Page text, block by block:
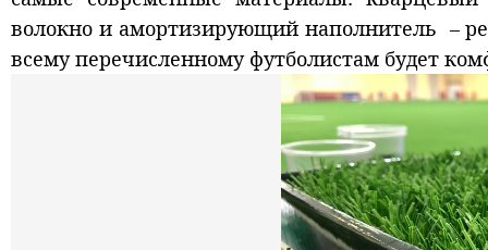
волокно и амортизирующий наполнитель –
всему перечисленному футболистам будет